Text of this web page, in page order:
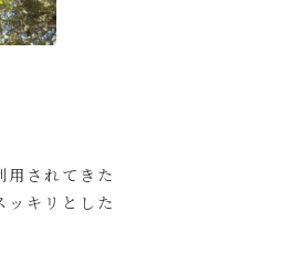
用されてきた
ッキリとした